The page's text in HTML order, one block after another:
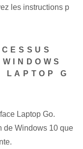
les instructions p
LAPTOP G
Laptop Go.
de Windows 10 que